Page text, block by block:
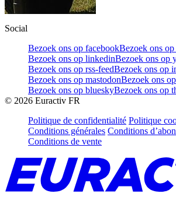
Social
Bezoek ons op facebookBezoek ons
Bezoek ons op linkedinBezoek ons op
Bezoek ons op rss-feedBezoek ons op
Bezoek ons op mastodonBezoek ons
Bezoek ons op blueskyBezoek ons op
© 2026 Euractiv FR
Politique de confidentialité Politique
Conditions générales Conditions
Conditions de vente